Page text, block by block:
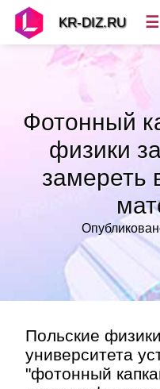
Фотонный
физики
замереть
Польские
университета
"фотонный
KR-DIZ.RU ☰
Топ новостей »
Рубрики»
»
Контакт